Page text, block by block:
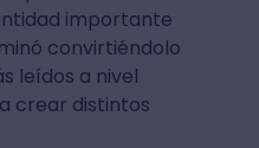
importante
convirtiéndolo
leídos a nivel
crear distintos